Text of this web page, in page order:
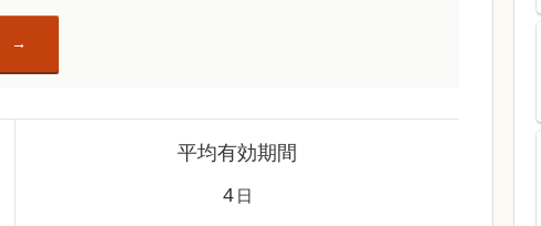
平均有効期間
4 日